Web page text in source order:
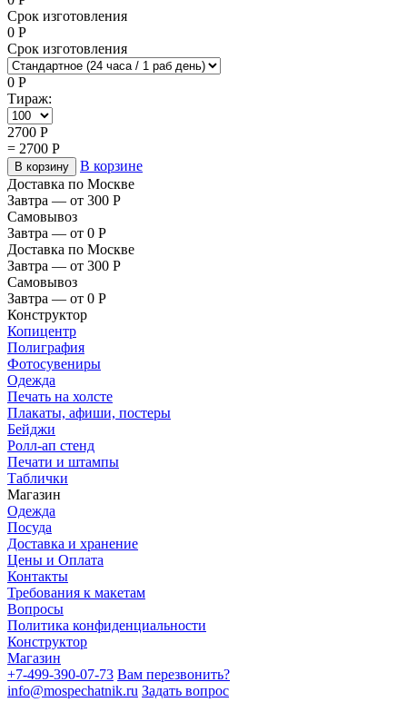
Срок изготовления
0 Р
Срок изготовления
0 Р
Тираж:
2700 Р
= 2700 Р
В корзину
В корзине
Доставка по Москве
Завтра — от 300 Р
Самовывоз
Завтра — от 0 Р
Доставка по Москве
Завтра — от 300 Р
Самовывоз
Завтра — от 0 Р
Конструктор
Копицентр
Полиграфия
Фотосувениры
Одежда
Печать на холсте
Плакаты, афиши, постеры
Бейджи
Ролл-ап стенд
Печати и штампы
Таблички
Магазин
Одежда
Посуда
Доставка и хранение
Цены и Оплата
Контакты
Требования к макетам
Вопросы
Политика конфиденциальности
Конструктор
Магазин
+7-499-390-07-73 Вам перезвонить?
info@mospechatnik.ru Задать вопрос